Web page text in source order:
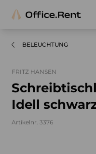
BELEUCHTUNG
FRITZ HANSEN
Idell
Artikelnr. 3376